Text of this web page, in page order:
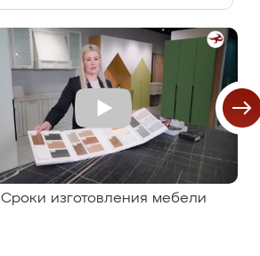
Сроки изготовления мебели